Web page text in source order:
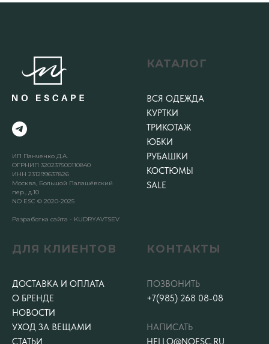
ИП Панченко Д.А.
ОГРНИП 320237500110840
ИНН 231299637826
Москва, Большой Палашёвский
пер., д.10
NO ESC © 2020-2025
Разработка сайта - KUDRYAVTSEV
КАТАЛОГ
ВСЯ ОДЕЖДА
КУРТКИ
ТРИКОТАЖ
ЮБКИ
РУБАШКИ
КОСТЮМЫ
SALE
ДЛЯ КЛИЕНТОВ
ДОСТАВКА И ОПЛАТА
О БРЕНДЕ
НОВОСТИ
УХОД ЗА ВЕЩАМИ
СТАТЬИ
КОНТАКТЫ
ПОЗВОНИТЬ
+7(985) 268 08-08
НАПИСАТЬ
HELLO@NOESC.RU